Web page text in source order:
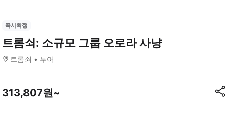
즉시확정
트롬쇠: 소규모 그룹 오로라 사냥
트롬쇠 투어
313,807원~